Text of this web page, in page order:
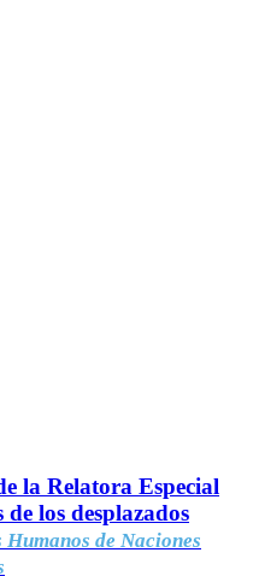
la Relatora Especial
los desplazados
Humanos de Naciones